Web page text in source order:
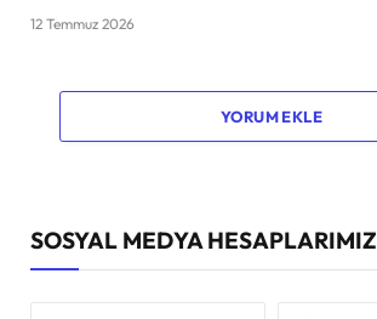
12 Temmuz 2026
YORUM EKLE
SOSYAL MEDYA HESAPLARIMIZ